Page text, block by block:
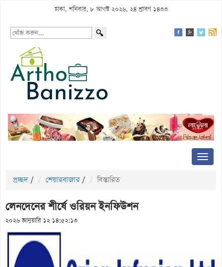
ঢাকা, শনিবার, ৮ আগস্ট ২০২৬, ২৪ শ্রাবণ ১৪৩৩
প্রচ্ছদ / শেয়ারবাজার / বিস্তারিত
লেনদেনের শীর্ষে ওরিয়ন ইনফিউশন
২০২৬ জানুয়ারি ১২ ১৪:৫২:১৩